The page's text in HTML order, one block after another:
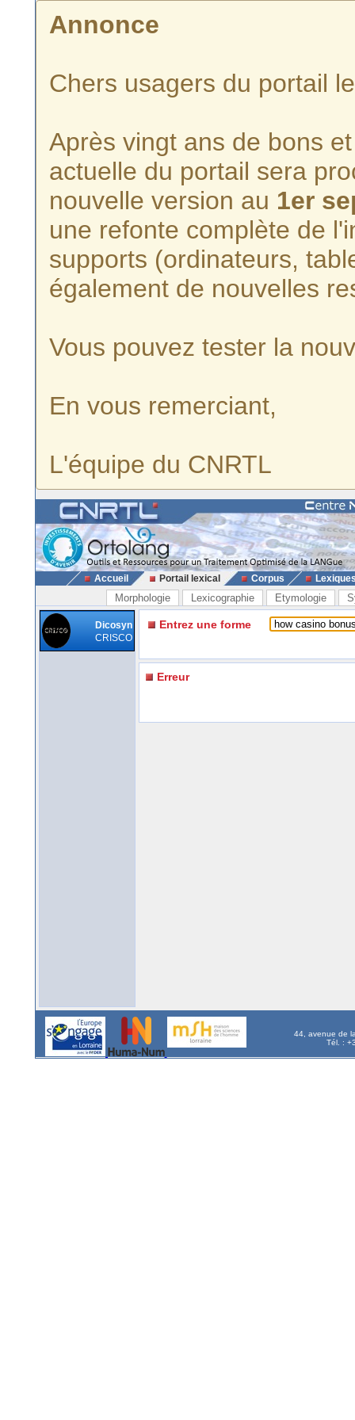
Annonce
Chers usagers du portail
Après vingt ans de bons
actuelle du portail sera
nouvelle version au 1er
une refonte complète de
supports (ordinateurs,
également de nouvelles
Vous pouvez tester la
En vous remerciant,
L'équipe du CNRTL
Accueil Portail lexical Corpus
Morphologie Lexicographie Etymologie
Dicosyn
CRISCO
Entrez une forme
Erreur
44, avenue de
Tél. :